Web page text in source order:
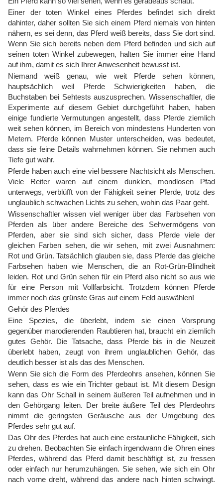
Einer der toten Winkel eines Pferdes befindet sich direkt
dahinter, daher sollten Sie sich einem Pferd niemals von hinten
nähern, es sei denn, das Pferd weiß bereits, dass Sie dort sind.
Wenn Sie sich bereits neben dem Pferd befinden und sich auf
seinen toten Winkel zubewegen, halten Sie immer eine Hand
auf ihm, damit es sich Ihrer Anwesenheit bewusst ist.
Niemand weiß genau, wie weit Pferde sehen können,
hauptsächlich weil Pferde Schwierigkeiten haben, die
Buchstaben bei Sehtests auszusprechen. Wissenschaftler, die
Experimente auf diesem Gebiet durchgeführt haben, haben
einige fundierte Vermutungen angestellt, dass Pferde ziemlich
weit sehen können, im Bereich von mindestens Hunderten von
Metern. Pferde können Muster unterscheiden, was bedeutet,
dass sie feine Details wahrnehmen können. Sie nehmen auch
Tiefe gut wahr.
Pferde haben auch eine viel bessere Nachtsicht als Menschen.
Viele Reiter waren auf einem dunklen, mondlosen Pfad
unterwegs, verblüfft von der Fähigkeit seiner Pferde, trotz des
unglaublich schwachen Lichts zu sehen, wohin das Paar geht.
Wissenschaftler wissen viel weniger über das Farbsehen von
Pferden als über andere Bereiche des Sehvermögens von
Pferden, aber sie sind sich sicher, dass Pferde viele der
gleichen Farben sehen, die wir sehen, mit zwei Ausnahmen:
Rot und Grün. Tatsächlich glauben sie, dass Pferde das gleiche
Farbsehen haben wie Menschen, die an Rot-Grün-Blindheit
leiden. Rot und Grün sehen für ein Pferd also nicht so aus wie
für eine Person mit Vollfarbsicht. Trotzdem können Pferde
immer noch das grünste Gras auf einem Feld auswählen!
Gehör des Pferdes
Eine Spezies, die überlebt, indem sie einen Vorsprung
gegenüber marodierenden Raubtieren hat, braucht ein ziemlich
gutes Gehör. Die Tatsache, dass Pferde bis in die Neuzeit
überlebt haben, zeugt von ihrem unglaublichen Gehör, das
deutlich besser ist als das des Menschen.
Wenn Sie sich die Form des Pferdeohrs ansehen, können Sie
sehen, dass es wie ein Trichter gebaut ist. Mit diesem Design
kann das Ohr Schall in seinem äußeren Teil aufnehmen und in
den Gehörgang leiten. Der breite äußere Teil des Pferdeohrs
nimmt die geringsten Geräusche aus der Umgebung des
Pferdes sehr gut auf.
Das Ohr des Pferdes hat auch eine erstaunliche Fähigkeit, sich
zu drehen. Beobachten Sie einfach irgendwann die Ohren eines
Pferdes, während das Pferd damit beschäftigt ist, zu fressen
oder einfach nur herumzuhängen. Sie sehen, wie sich ein Ohr
nach vorne dreht, während das andere nach hinten schwingt.